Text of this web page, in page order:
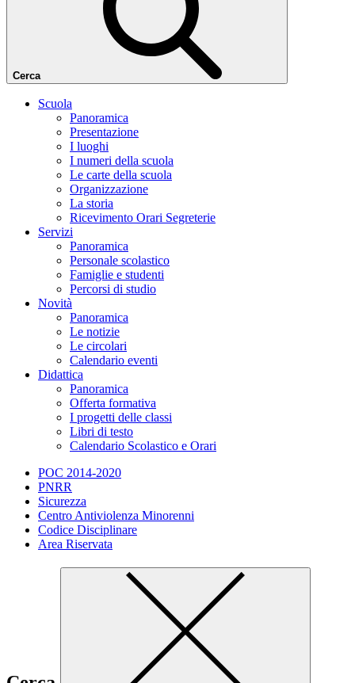
Cerca
Scuola
Panoramica
Presentazione
I luoghi
I numeri della scuola
Le carte della scuola
Organizzazione
La storia
Ricevimento Orari Segreterie
Servizi
Panoramica
Personale scolastico
Famiglie e studenti
Percorsi di studio
Novità
Panoramica
Le notizie
Le circolari
Calendario eventi
Didattica
Panoramica
Offerta formativa
I progetti delle classi
Libri di testo
Calendario Scolastico e Orari
POC 2014-2020
PNRR
Sicurezza
Centro Antiviolenza Minorenni
Codice Disciplinare
Area Riservata